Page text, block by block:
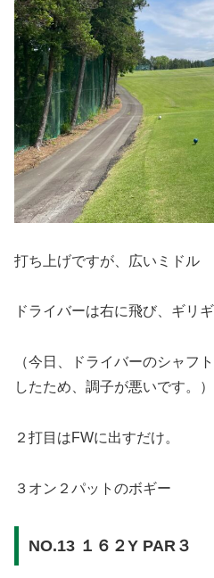
打ち上げですが、広いミドル
ドライバーは右に飛び、ギリ
（今日、ドライバーのシャフ
したため、調子が悪いです。）
２打目はFWに出すだけ。
３オン２パットのボギー
NO.13 １６２Y PAR３